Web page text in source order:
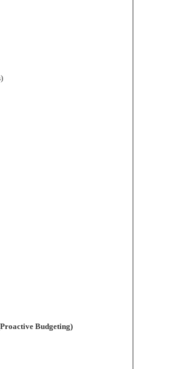
Budgeting)